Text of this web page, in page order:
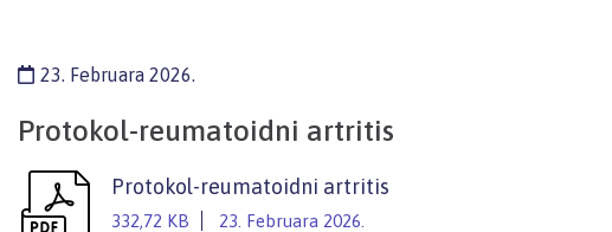
23. Februara 2026.
Protokol-reumatoidni artritis
Protokol-reumatoidni artritis
332,72 KB 23. Februara 2026.